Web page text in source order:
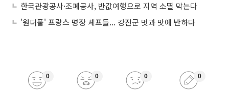
한국관광공사·조폐공사, 반값여행으로 지역 소멸 막는다
'원더풀' 프랑스 명장 셰프들... 강진군 멋과 맛에 반하다
0 0 0 0